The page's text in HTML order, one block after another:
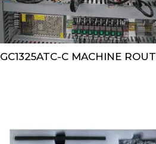
GC1325ATC-C MACHINE